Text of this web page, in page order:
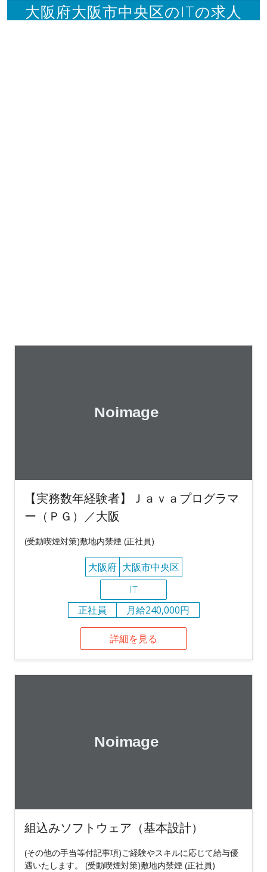
大阪府大阪市中央区のITの求人
【実務数年経験者】Ｊａｖａプログラマ
ー（ＰＧ）／大阪
(受動喫煙対策)敷地内禁煙 (正社員)
大阪府 大阪市中央区
IT
正社員
月給240,000円
詳細を見る
組込みソフトウェア（基本設計）
(その他の手当等付記事項)ご経験やスキルに応じて給与優
遇いたします。 (受動喫煙対策)敷地内禁煙 (正社員)